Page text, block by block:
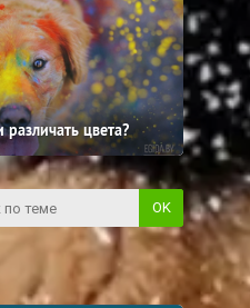
цвета?